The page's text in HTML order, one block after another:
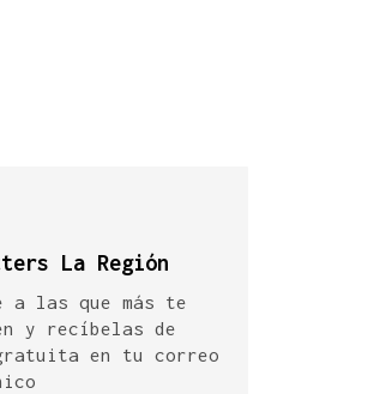
La Región
a las que más te
y recíbelas de
en tu correo